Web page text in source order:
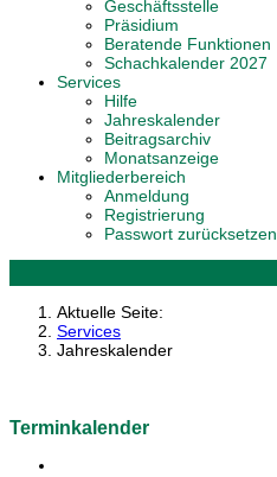
Geschäftsstelle
Präsidium
Beratende Funktionen
Schachkalender 2027
Services
Hilfe
Jahreskalender
Beitragsarchiv
Monatsanzeige
Mitgliederbereich
Anmeldung
Registrierung
Passwort zurücksetzen
Aktuelle Seite:
Services
Jahreskalender
Terminkalender